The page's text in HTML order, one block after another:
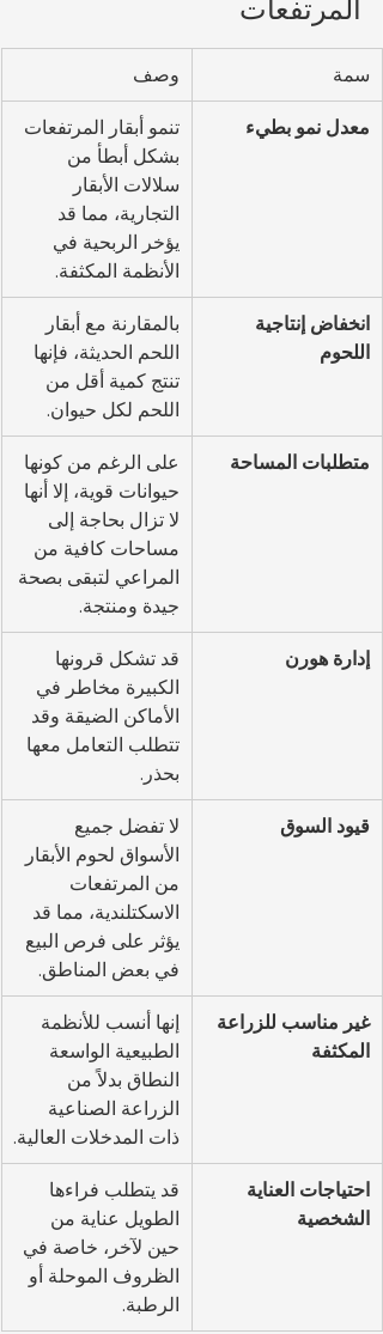
المرتفعات
سمة وصف
معدل نمو بطيء
تنمو أبقار المرتفعات
بشكل أبطأ من
سلالات الأبقار
التجارية، مما قد
يؤخر الربحية في
الأنظمة المكثفة.
انخفاض إنتاجية
اللحوم
بالمقارنة مع أبقار
اللحم الحديثة، فإنها
تنتج كمية أقل من
اللحم لكل حيوان.
متطلبات المساحة
على الرغم من كونها
حيوانات قوية، إلا أنها
لا تزال بحاجة إلى
مساحات كافية من
المراعي لتبقى بصحة
جيدة ومنتجة.
إدارة هورن
قد تشكل قرونها
الكبيرة مخاطر في
الأماكن الضيقة وقد
تتطلب التعامل معها
بحذر.
قيود السوق
لا تفضل جميع
الأسواق لحوم الأبقار
من المرتفعات
الاسكتلندية، مما قد
يؤثر على فرص البيع
في بعض المناطق.
غير مناسب للزراعة
المكثفة
إنها أنسب للأنظمة
الطبيعية الواسعة
النطاق بدلاً من
الزراعة الصناعية
ذات المدخلات العالية.
احتياجات العناية
الشخصية
قد يتطلب فراءها
الطويل عناية من
حين لآخر، خاصة في
الظروف الموحلة أو
الرطبة.